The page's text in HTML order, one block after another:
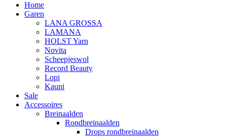
Home
Garen
LANA GROSSA
LAMANA
HOLST Yarn
Novita
Scheepjeswol
Record Beauty
Lopi
Kauni
Sale
Accessoires
Breinaalden
Rondbreinaalden
Drops rondbreinaalden